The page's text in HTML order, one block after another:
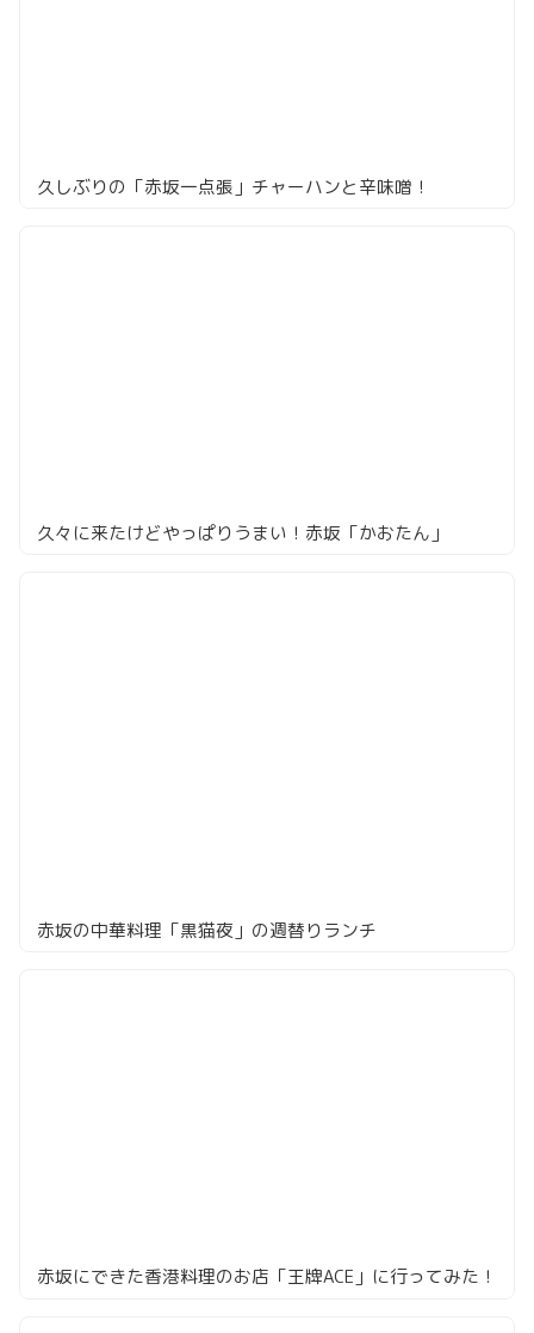
久しぶりの「赤坂一点張」チャーハンと辛味噌！
久々に来たけどやっぱりうまい！赤坂「かおたん」
赤坂の中華料理「黒猫夜」の週替りランチ
赤坂にできた香港料理のお店「王牌ACE」に行ってみた！